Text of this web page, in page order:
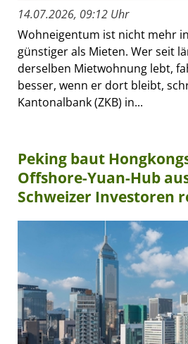
14.07.2026, 09:12 Uhr
Wohneigentum ist nicht mehr
günstiger als Mieten. Wer seit
derselben Mietwohnung lebt,
besser, wenn er dort bleibt,
Kantonalbank (ZKB) in...
Peking baut
Offshore-Yuan-Hub
Schweizer Investoren